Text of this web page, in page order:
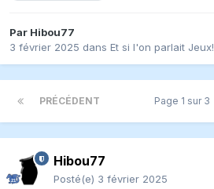
Par Hibou77
3 février 2025 dans Et si l'on parlait Jeux!
PRÉCÉDENT Page 1 sur 3
Hibou77
Posté(e) 3 février 2025